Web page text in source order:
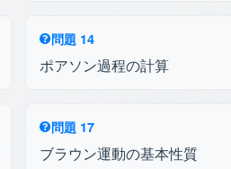
問題 14
ポアソン過程の計算
問題 17
ブラウン運動の基本性質